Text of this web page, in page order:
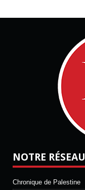
NOTRE RÉSEAU
Chronique de Palestine